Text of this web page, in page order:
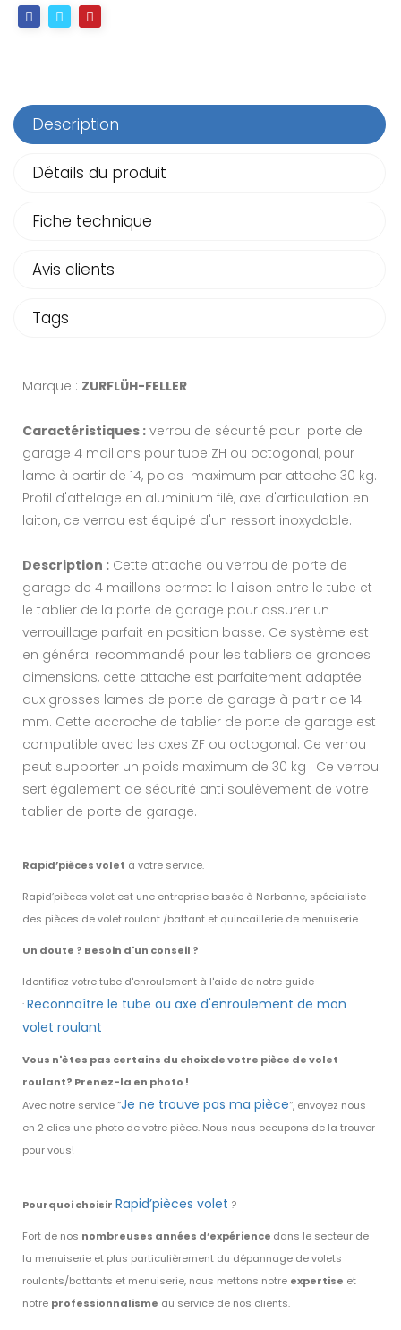
Description
Détails du produit
Fiche technique
Avis clients
Tags
Marque : ZURFLÜH-FELLER
Caractéristiques : verrou de sécurité pour porte de
garage 4 maillons pour tube ZH ou octogonal, pour
lame à partir de 14, poids maximum par attache 30 kg.
Profil d'attelage en aluminium filé, axe d'articulation en
laiton, ce verrou est équipé d'un ressort inoxydable.
Description : Cette attache ou verrou de porte de
garage de 4 maillons permet la liaison entre le tube et
le tablier de la porte de garage pour assurer un
verrouillage parfait en position basse. Ce système est
en général recommandé pour les tabliers de grandes
dimensions, cette attache est parfaitement adaptée
aux grosses lames de porte de garage à partir de 14
mm. Cette accroche de tablier de porte de garage est
compatible avec les axes ZF ou octogonal. Ce verrou
peut supporter un poids maximum de 30 kg . Ce verrou
sert également de sécurité anti soulèvement de votre
tablier de porte de garage.
Rapid’pièces volet à votre service.
Rapid’pièces volet est une entreprise basée à Narbonne, spécialiste
des pièces de volet roulant /battant et quincaillerie de menuiserie.
Un doute ? Besoin d'un conseil ?
Identifiez votre tube d'enroulement à l'aide de notre guide
:Reconnaître le tube ou axe d'enroulement de mon
volet roulant
Vous n'êtes pas certains du choix de votre pièce de volet
roulant? Prenez-la en photo !
Avec notre service ”Je ne trouve pas ma pièce“, envoyez nous
en 2 clics une photo de votre pièce. Nous nous occupons de la trouver
pour vous!
Pourquoi choisir Rapid’pièces volet ?
Fort de nos nombreuses années d’expérience dans le secteur de
la menuiserie et plus particulièrement du dépannage de volets
roulants/battants et menuiserie, nous mettons notre expertise et
notre professionnalisme au service de nos clients.